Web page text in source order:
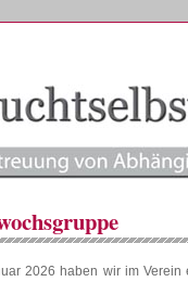
2026 haben wir im